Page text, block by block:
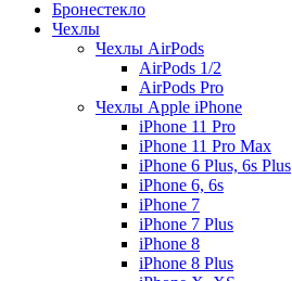
Бронестекло
Чехлы
Чехлы AirPods
AirPods 1/2
AirPods Pro
Чехлы Apple iPhone
iPhone 11 Pro
iPhone 11 Pro Max
iPhone 6 Plus, 6s Plus
iPhone 6, 6s
iPhone 7
iPhone 7 Plus
iPhone 8
iPhone 8 Plus